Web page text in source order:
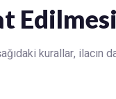
kurallar, ilacın